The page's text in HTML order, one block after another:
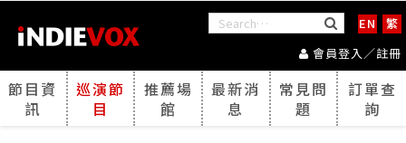
EN
繁
會員登入／註冊
節目資
訊
巡演節
目
推薦場
館
最新消
息
常見問
題
訂單查
詢